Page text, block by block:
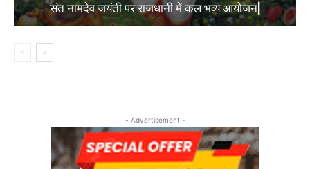
संत नामदेव जयंती पर राजधानी में कल भव्य आयोजन|
- Advertisement -